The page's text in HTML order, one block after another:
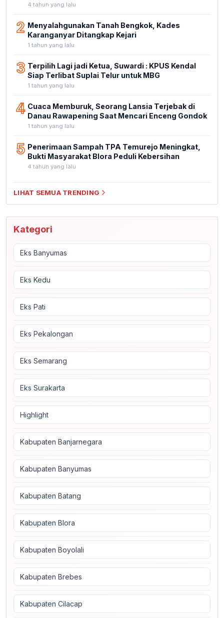
4 tahun yang lalu
2 Menyalahgunakan Tanah Bengkok, Kades
Karanganyar Ditangkap Kejari
1 tahun yang lalu
3 Terpilih Lagi jadi Ketua, Suwardi : KPUS Kendal
Siap Terlibat Suplai Telur untuk MBG
1 tahun yang lalu
4 Cuaca Memburuk, Seorang Lansia Terjebak di
Danau Rawapening Saat Mencari Enceng Gondok
1 tahun yang lalu
5 Penerimaan Sampah TPA Temurejo Meningkat,
Bukti Masyarakat Blora Peduli Kebersihan
4 tahun yang lalu
LIHAT SEMUA TRENDING
Kategori
Eks Banyumas
Eks Kedu
Eks Pati
Eks Pekalongan
Eks Semarang
Eks Surakarta
Highlight
Kabupaten Banjarnegara
Kabupaten Banyumas
Kabupaten Batang
Kabupaten Blora
Kabupaten Boyolali
Kabupaten Brebes
Kabupaten Cilacap